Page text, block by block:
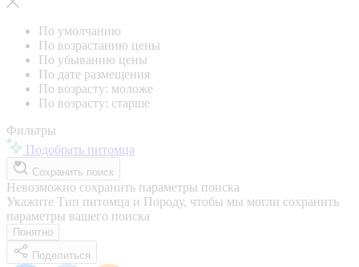
По умолчанию
По возрастанию цены
По убыванию цены
По дате размещения
По возрасту: моложе
По возрасту: старше
Фильтры
Подобрать питомца
Сохранить поиск
Невозможно сохранить параметры поиска
Укажите Тип питомца и Породу, чтобы мы могли сохранить
параметры вашего поиска
Понятно
Поделиться